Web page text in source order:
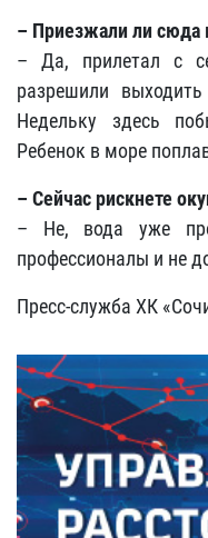
– Приезжали ли сюда
– Да, прилетал с
разрешили
Недельку здесь
Ребенок в море
– Сейчас рискнете
– Не, вода уже
профессионалы и не
Пресс-служба ХК